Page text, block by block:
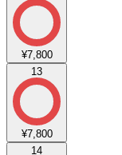
¥7,800
13
¥7,800
14